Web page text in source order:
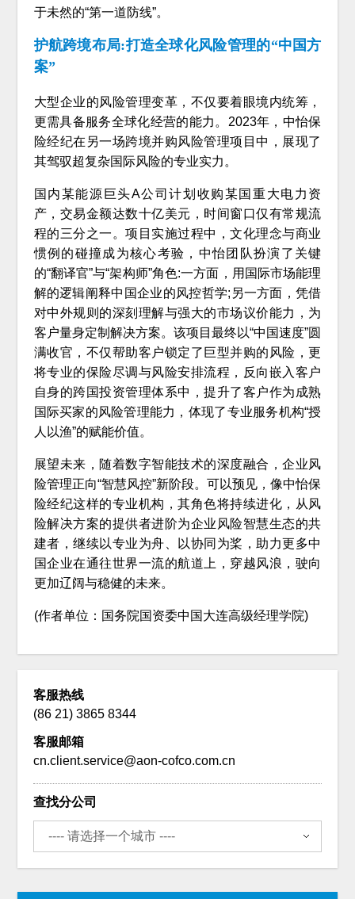
于未然的“第一道防线”。
护航跨境布局:打造全球化风险管理的“中国方
案”
大型企业的风险管理变革，不仅要着眼境内统筹，
更需具备服务全球化经营的能力。2023年，中怡保
险经纪在另一场跨境并购风险管理项目中，展现了
其驾驭超复杂国际风险的专业实力。
国内某能源巨头A公司计划收购某国重大电力资
产，交易金额达数十亿美元，时间窗口仅有常规流
程的三分之一。项目实施过程中，文化理念与商业
惯例的碰撞成为核心考验，中怡团队扮演了关键
的“翻译官”与“架构师”角色:一方面，用国际市场能理
解的逻辑阐释中国企业的风控哲学;另一方面，凭借
对中外规则的深刻理解与强大的市场议价能力，为
客户量身定制解决方案。该项目最终以“中国速度”圆
满收官，不仅帮助客户锁定了巨型并购的风险，更
将专业的保险尽调与风险安排流程，反向嵌入客户
自身的跨国投资管理体系中，提升了客户作为成熟
国际买家的风险管理能力，体现了专业服务机构“授
人以渔”的赋能价值。
展望未来，随着数字智能技术的深度融合，企业风
险管理正向“智慧风控”新阶段。可以预见，像中怡保
险经纪这样的专业机构，其角色将持续进化，从风
险解决方案的提供者进阶为企业风险智慧生态的共
建者，继续以专业为舟、以协同为桨，助力更多中
国企业在通往世界一流的航道上，穿越风浪，驶向
更加辽阔与稳健的未来。
(作者单位：国务院国资委中国大连高级经理学院)
客服热线
(86 21) 3865 8344
客服邮箱
cn.client.service@aon-cofco.com.cn
查找分公司